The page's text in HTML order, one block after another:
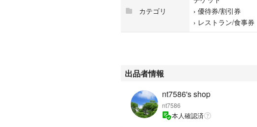
お取り置き、専用等には対応しておりません
ご不明点ありましたら、コメントをお願い致
カテゴリ
› 優待券/割引券
› レストラン/食事券
出品者情報
nt7586's shop
nt7586
本人確認済